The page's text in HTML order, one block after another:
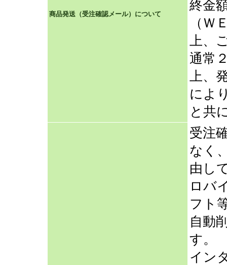
商品発送（受注確認メール）について
終金
（Ｗ
上、
通常
上、
によ
と共
受注
なく
由し
ロバ
フト
自動
す。
イン